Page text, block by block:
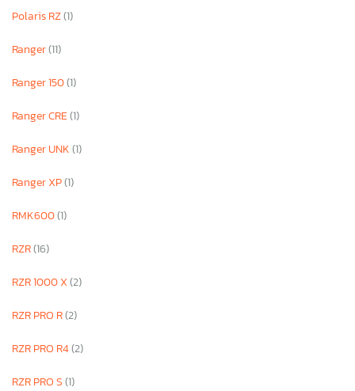
Polaris RZ(1)
Ranger(11)
Ranger 150(1)
Ranger CRE(1)
Ranger UNK(1)
Ranger XP(1)
RMK600(1)
RZR(16)
RZR 1000 X(2)
RZR PRO R(2)
RZR PRO R4(2)
RZR PRO S(1)